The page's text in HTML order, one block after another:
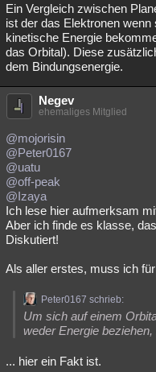
Ein Vergleich zwischen
ist der das Elektronen
kinetische Energie
das Orbital). Diese
dem Bindungsenergie.
Negev
ehemaliges Mitglied
@mojorisin
@Peter0167
@uatu
@off-peak
@Izaya
Ich lese hier aufmerksam
Aber ich finde es klasse,
Diskutiert!
Als aller erstes, muss ich
Peter0167 schrieb:
Um sich auf einem
weder Energie
... hier ein Fakt ist.